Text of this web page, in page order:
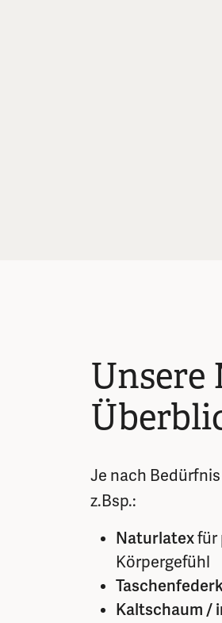
Unsere
Je nach
z.Bsp.:
Naturlatexfür
Körpergefühl
Kaltschaum /